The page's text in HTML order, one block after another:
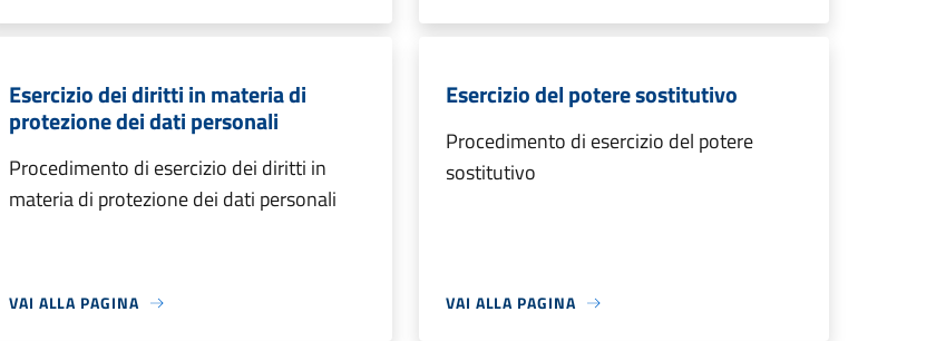
Esercizio dei diritti in materia di
protezione dei dati personali
Procedimento di esercizio dei diritti in
materia di protezione dei dati personali
VAI ALLA PAGINA
Esercizio del potere sostitutivo
Procedimento di esercizio del potere
sostitutivo
VAI ALLA PAGINA